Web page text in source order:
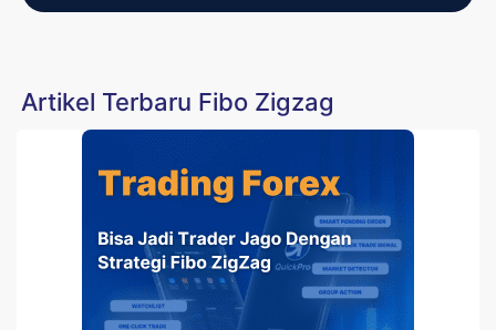
Artikel Terbaru Fibo Zigzag